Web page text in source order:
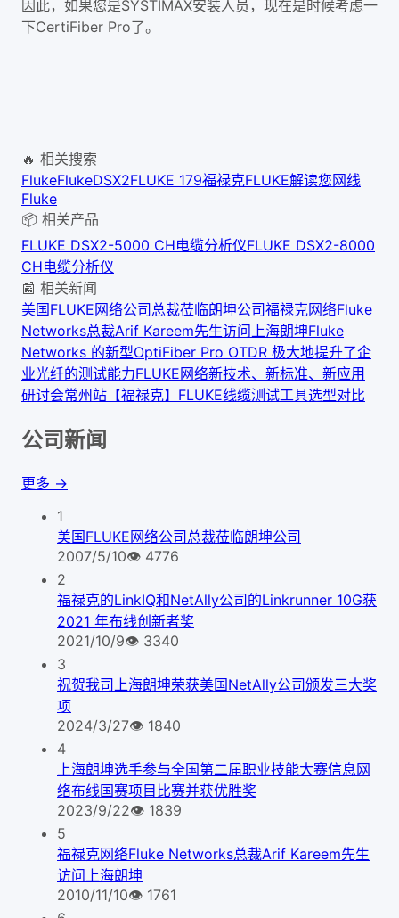
因此，如果您是SYSTIMAX安装人员，现在是时候考虑一
下CertiFiber Pro了。
🔥 相关搜索
FlukeFlukeDSX2FLUKE 179福禄克FLUKE解读您网线
Fluke
📦 相关产品
FLUKE DSX2-5000 CH电缆分析仪FLUKE DSX2-8000
CH电缆分析仪
📰 相关新闻
美国FLUKE网络公司总裁莅临朗坤公司福禄克网络Fluke
Networks总裁Arif Kareem先生访问上海朗坤Fluke
Networks 的新型OptiFiber Pro OTDR 极大地提升了企
业光纤的测试能力FLUKE网络新技术、新标准、新应用
研讨会常州站 【福禄克】FLUKE线缆测试工具选型对比
公司新闻
更多 →
1
美国FLUKE网络公司总裁莅临朗坤公司
2007/5/10👁 4776
2
福禄克的LinkIQ和NetAlly公司的Linkrunner 10G获
2021 年布线创新者奖
2021/10/9👁 3340
3
祝贺我司上海朗坤荣获美国NetAlly公司颁发三大奖
项
2024/3/27👁 1840
4
上海朗坤选手参与全国第二届职业技能大赛信息网
络布线国赛项目比赛并获优胜奖
2023/9/22👁 1839
5
福禄克网络Fluke Networks总裁Arif Kareem先生
访问上海朗坤
2010/11/10👁 1761